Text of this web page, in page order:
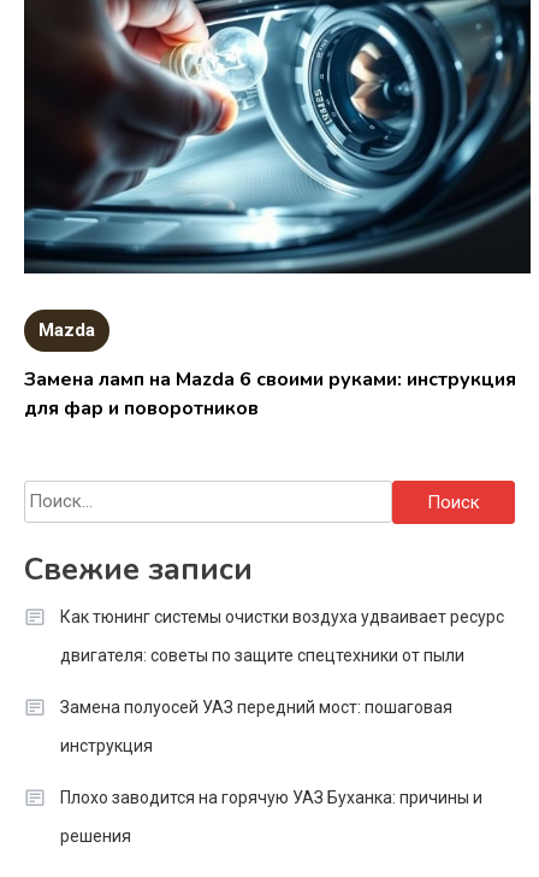
Mazda
Замена ламп на Mazda 6 своими руками: инструкция
для фар и поворотников
Найти:
Свежие записи
Как тюнинг системы очистки воздуха удваивает ресурс
двигателя: советы по защите спецтехники от пыли
Замена полуосей УАЗ передний мост: пошаговая
инструкция
Плохо заводится на горячую УАЗ Буханка: причины и
решения